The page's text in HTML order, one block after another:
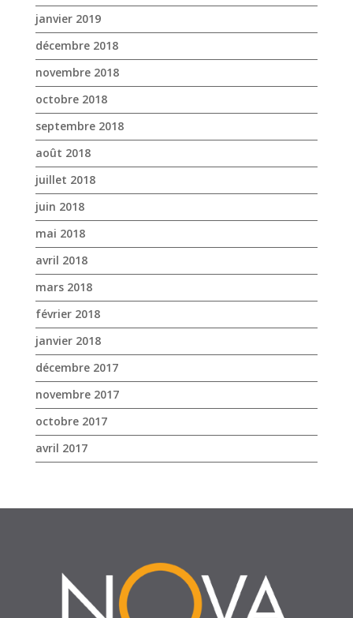
janvier 2019
décembre 2018
novembre 2018
octobre 2018
septembre 2018
août 2018
juillet 2018
juin 2018
mai 2018
avril 2018
mars 2018
février 2018
janvier 2018
décembre 2017
novembre 2017
octobre 2017
avril 2017